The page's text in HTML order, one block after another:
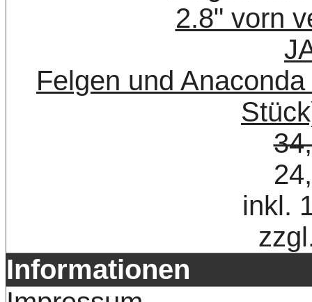
Felgen und
inkl.
Informationen